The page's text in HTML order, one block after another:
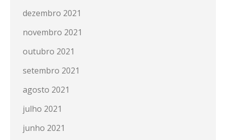
dezembro 2021
novembro 2021
outubro 2021
setembro 2021
agosto 2021
julho 2021
junho 2021